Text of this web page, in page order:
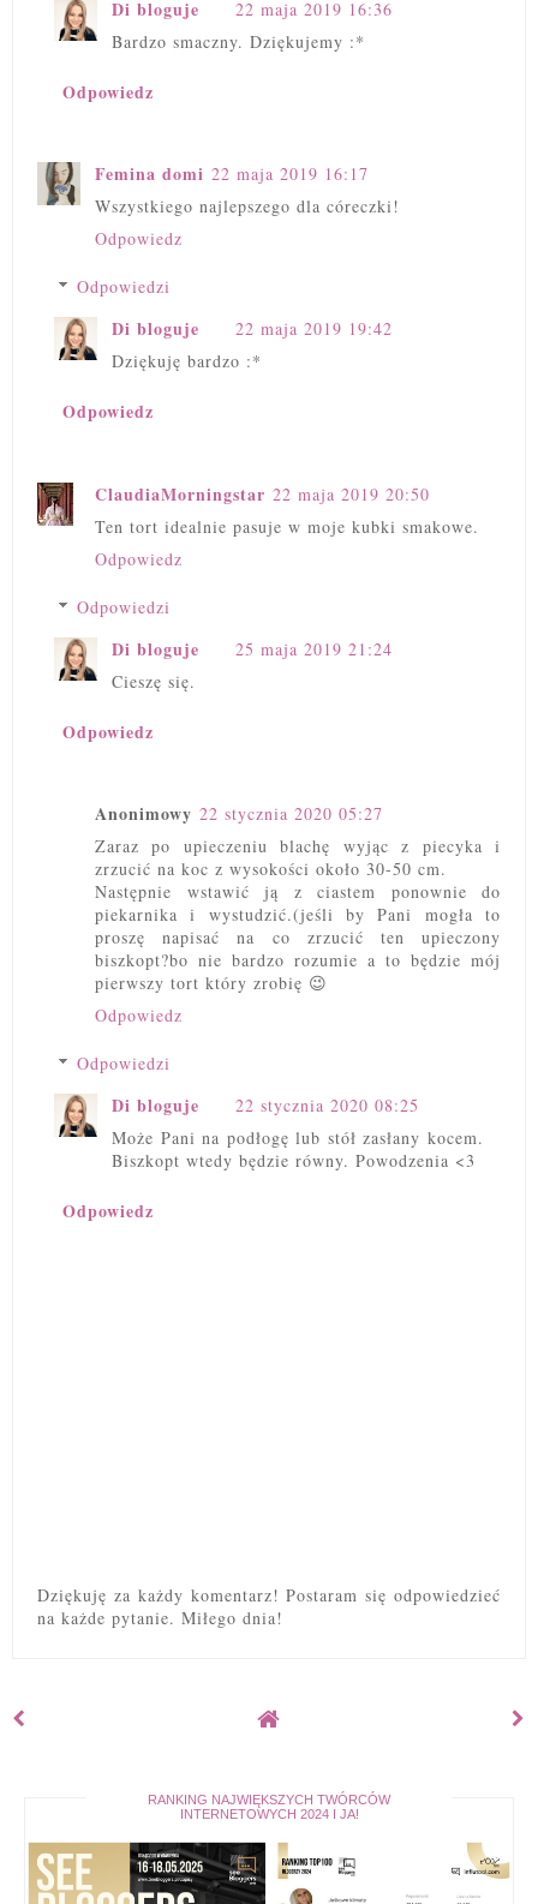
Di bloguje
22 maja 2019 16:36
Bardzo smaczny. Dziękujemy :*
Odpowiedz
Femina domi 22 maja 2019 16:17
Wszystkiego najlepszego dla córeczki!
Odpowiedz
Odpowiedzi
Di bloguje
22 maja 2019 19:42
Dziękuję bardzo :*
Odpowiedz
ClaudiaMorningstar 22 maja 2019 20:50
Ten tort idealnie pasuje w moje kubki smakowe.
Odpowiedz
Odpowiedzi
Di bloguje
25 maja 2019 21:24
Cieszę się.
Odpowiedz
Anonimowy 22 stycznia 2020 05:27
Zaraz po upieczeniu blachę wyjąc z piecyka i
zrzucić na koc z wysokości około 30-50 cm.
Następnie wstawić ją z ciastem ponownie do
piekarnika i wystudzić.(jeśli by Pani mogła to
proszę napisać na co zrzucić ten upieczony
biszkopt?bo nie bardzo rozumie a to będzie mój
pierwszy tort który zrobię 😉
Odpowiedz
Odpowiedzi
Di bloguje
22 stycznia 2020 08:25
Może Pani na podłogę lub stół zasłany kocem.
Biszkopt wtedy będzie równy. Powodzenia <3
Odpowiedz
Dziękuję za każdy komentarz! Postaram się odpowiedzieć
na każde pytanie. Miłego dnia!
RANKING NAJWIĘKSZYCH TWÓRCÓW
INTERNETOWYCH 2024 I JA!